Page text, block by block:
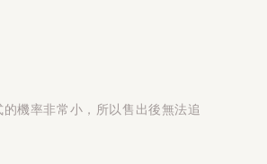
機率非常小，所以售出後無法追